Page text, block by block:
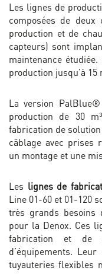
Les lignes de
composées de
production et de
capteurs) sont
maintenance
production jusqu’à 15
La version
production de 30
fabrication de
câblage avec prises
un montage et une
Les lignes de
Line 01-60 et 01-120
très grands besoins
pour la Denox. Ces
fabrication et de
d’équipements.
tuyauteries flexibles